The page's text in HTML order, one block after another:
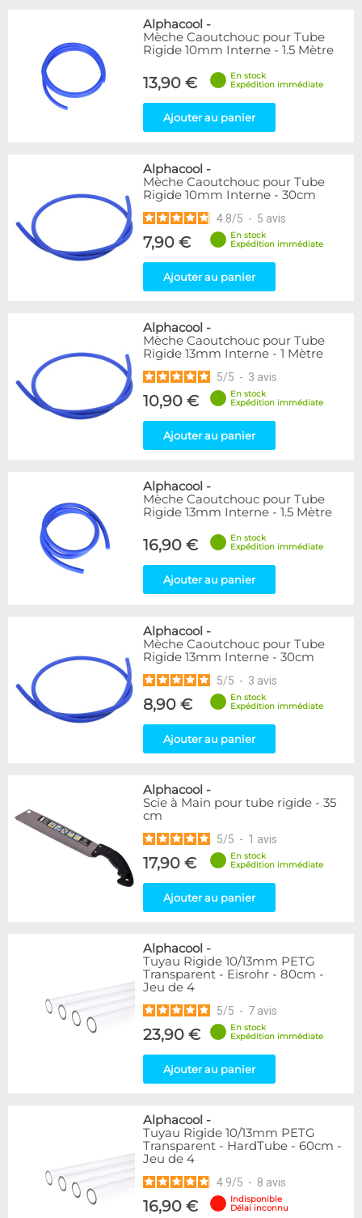
Alphacool -
Mèche Caoutchouc pour Tube
Rigide 10mm Interne - 1.5 Mètre
13,90 €
En stock
Expédition immédiate
Ajouter au panier
Alphacool -
Mèche Caoutchouc pour Tube
Rigide 10mm Interne - 30cm
4.8/5 - 5 avis
7,90 €
En stock
Expédition immédiate
Ajouter au panier
Alphacool -
Mèche Caoutchouc pour Tube
Rigide 13mm Interne - 1 Mètre
5/5 - 3 avis
10,90 €
En stock
Expédition immédiate
Ajouter au panier
Alphacool -
Mèche Caoutchouc pour Tube
Rigide 13mm Interne - 1.5 Mètre
16,90 €
En stock
Expédition immédiate
Ajouter au panier
Alphacool -
Mèche Caoutchouc pour Tube
Rigide 13mm Interne - 30cm
5/5 - 3 avis
8,90 €
En stock
Expédition immédiate
Ajouter au panier
Alphacool -
Scie à Main pour tube rigide - 35
cm
5/5 - 1 avis
17,90 €
En stock
Expédition immédiate
Ajouter au panier
Alphacool -
Tuyau Rigide 10/13mm PETG
Transparent - Eisrohr - 80cm -
Jeu de 4
5/5 - 7 avis
23,90 €
En stock
Expédition immédiate
Ajouter au panier
Alphacool -
Tuyau Rigide 10/13mm PETG
Transparent - HardTube - 60cm -
Jeu de 4
4.9/5 - 8 avis
16,90 €
Indisponible
Délai inconnu